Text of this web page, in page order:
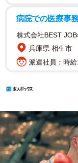
病院での医療事
株式会社BEST
兵庫県 相生市
派遣社員：時